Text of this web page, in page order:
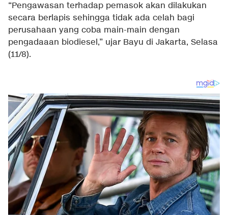
“Pengawasan terhadap pemasok akan dilakukan
secara berlapis sehingga tidak ada celah bagi
perusahaan yang coba main-main dengan
pengadaaan biodiesel,” ujar Bayu di Jakarta, Selasa
(11/8).